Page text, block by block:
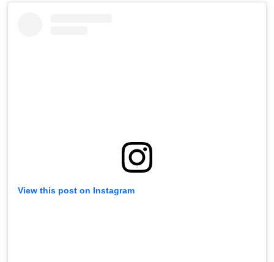
View this post on Instagram